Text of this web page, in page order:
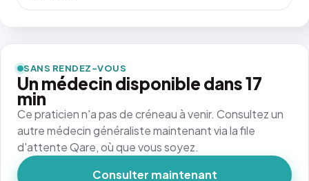
SANS RENDEZ-VOUS
Un médecin disponible dans 17
min
Ce praticien n'a pas de créneau à venir. Consultez un
autre médecin généraliste maintenant via la file
d'attente Qare, où que vous soyez.
Consulter maintenant